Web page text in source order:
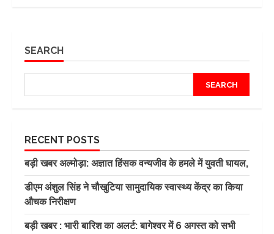
SEARCH
SEARCH
RECENT POSTS
बड़ी खबर अल्मोड़ा: अज्ञात हिंसक वन्यजीव के हमले में युवती घायल,
डीएम अंशुल सिंह ने चौखुटिया सामुदायिक स्वास्थ्य केंद्र का किया
औचक निरीक्षण
बड़ी खबर : भारी बारिश का अलर्ट: बागेश्वर में 6 अगस्त को सभी